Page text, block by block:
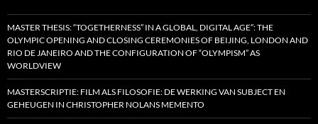
MASTER THESIS: “TOGETHERNESS” IN A GLOBAL, DIGITAL AGE”: THE
OLYMPIC OPENING AND CLOSING CEREMONIES OF BEIJING, LONDON AND
RIO DE JANEIRO AND THE CONFIGURATION OF “OLYMPISM” AS
WORLDVIEW
MASTERSCRIPTIE: FILM ALS FILOSOFIE: DE WERKING VAN SUBJECT EN
GEHEUGEN IN CHRISTOPHER NOLANS MEMENTO